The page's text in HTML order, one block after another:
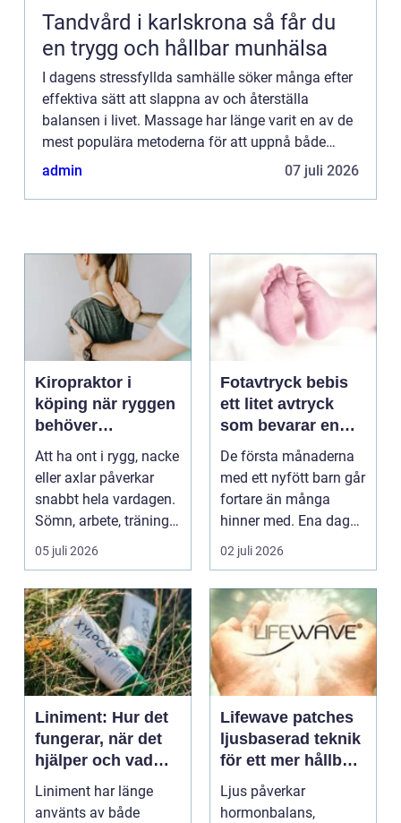
Tandvård i karlskrona så får du
en trygg och hållbar munhälsa
I dagens stressfyllda samhälle söker många efter
effektiva sätt att slappna av och återställa
balansen i livet. Massage har länge varit en av de
mest populära metoderna för att uppnå både
fys...
admin 07 juli 2026
Kiropraktor i
köping när ryggen
behöver
professionell hjälp
Att ha ont i rygg, nacke
eller axlar påverkar
snabbt hela vardagen.
Sömn, arbete, träning
och humör ...
05 juli 2026
Fotavtryck bebis
ett litet avtryck
som bevarar en
stor stund
De första månaderna
med ett nyfött barn går
fortare än många
hinner med. Ena dagen
ryms hela foten i...
02 juli 2026
Liniment: Hur det
fungerar, när det
hjälper och vad
man bör tänka på
Liniment har länge
använts av både
Lifewave patches
ljusbaserad teknik
för ett mer hållbart
välbefinnande
Ljus påverkar
hormonbalans,